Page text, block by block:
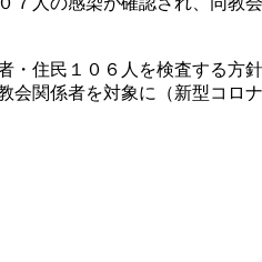
住民１０６人を検査する方
関係者を対象に（新型コロ